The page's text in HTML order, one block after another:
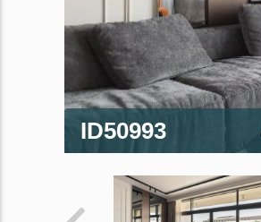
ID50993